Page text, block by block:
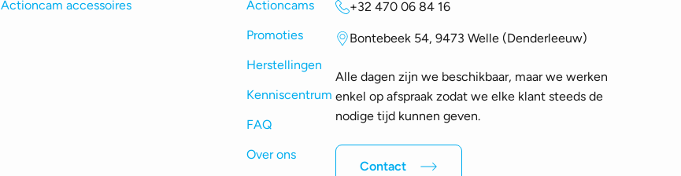
Actioncam accessoires
Actioncams
Promoties
Herstellingen
Kenniscentrum
FAQ
Over ons
+32 470 06 84 16
Bontebeek 54, 9473 Welle (Denderleeuw)
Alle dagen zijn we beschikbaar, maar we werken
enkel op afspraak zodat we elke klant steeds de
nodige tijd kunnen geven.
Contact